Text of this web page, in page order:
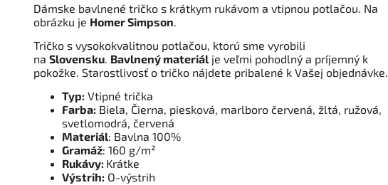
Dámske bavlnené tričko s krátkym rukávom a vtipnou potlačou. Na
obrázku je Homer Simpson.
Tričko s vysokokvalitnou potlačou, ktorú sme vyrobili
na Slovensku. Bavlnený materiál je veľmi pohodlný a príjemný k
pokožke. Starostlivosť o tričko nájdete pribalené k Vašej objednávke.
Typ: Vtipné trička
Farba: Biela, Čierna, piesková, marlboro červená, žltá, ružová,
svetlomodrá, červená
Materiál: Bavlna 100%
Gramáž: 160 g/m²
Rukávy: Krátke
Výstrih: O-výstrih